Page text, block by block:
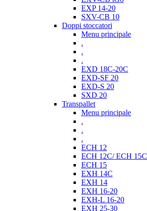
EXP 14-20
SXV-CB 10
Doppi stoccatori
Menu principale
.
.
.
EXD 18C-20C
EXD-SF 20
EXD-S 20
SXD 20
Transpallet
Menu principale
.
.
.
ECH 12
ECH 12C/ ECH 15C
ECH 15
EXH 14C
EXH 14
EXH 16-20
EXH-L 16-20
EXH 25-30